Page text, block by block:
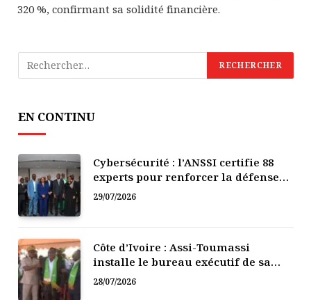
320 %, confirmant sa solidité financière.
EN CONTINU
Cybersécurité : l’ANSSI certifie 88
experts pour renforcer la défense
numérique de la Côte d’Ivoire
29/07/2026
Côte d’Ivoire : Assi-Toumassi
installe le bureau exécutif de sa
mutuelle de développement
28/07/2026